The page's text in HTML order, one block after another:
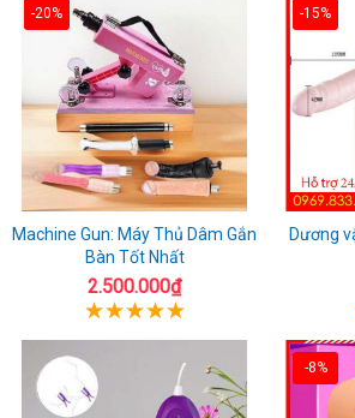
-20%
Machine Gun: Máy Thủ Dâm Gắn
Bàn Tốt Nhất
2.500.000₫
-15%
Dương
-8%